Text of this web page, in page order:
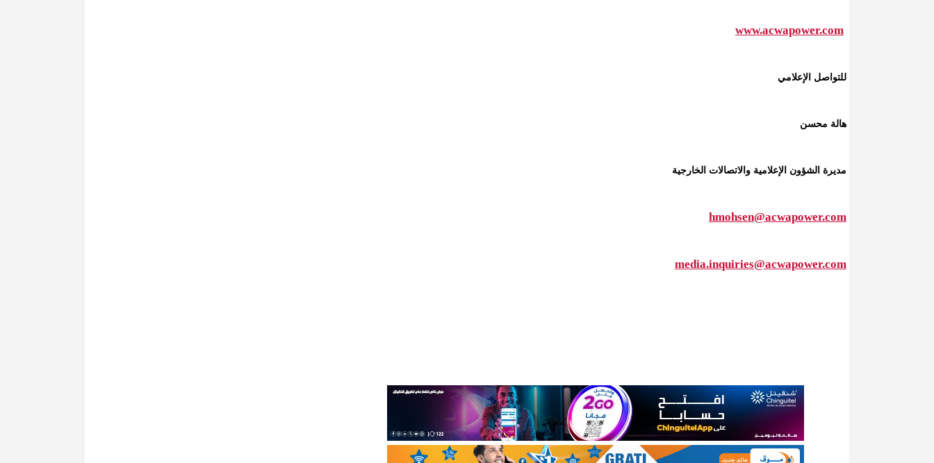
www.acwapower.com
للتواصل الإعلامي
هالة محسن
مديرة الشؤون الإعلامية والاتصالات الخارجية
hmohsen@acwapower.com
media.inquiries@acwapower.com